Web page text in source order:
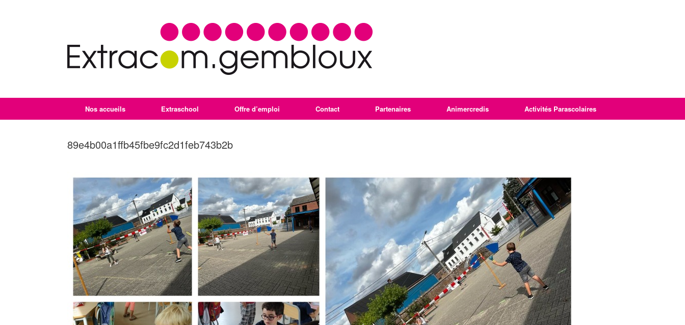
Nos accueils Extraschool Offre d’emploi Contact Partenaires Animercredis Activités Parascolaires
89e4b00a1ffb45fbe9fc2d1feb743b2b